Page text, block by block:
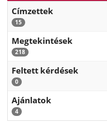
Címzettek
15
Megtekintések
218
Feltett kérdések
0
Ajánlatok
4